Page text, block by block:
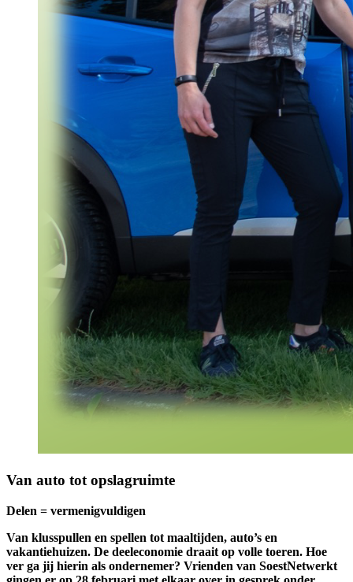
Van auto tot opslagruimte
Delen = vermenigvuldigen
Van klusspullen en spellen tot maaltijden, auto’s en
vakantiehuizen. De deeleconomie draait op volle toeren. Hoe
ver ga jij hierin als ondernemer? Vrienden van SoestNetwerkt